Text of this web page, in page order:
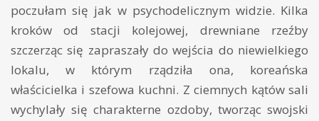
poczułam się jak w psychodelicznym widzie. Kilka
kroków od stacji kolejowej, drewniane rzeźby
szczerząc się zapraszały do wejścia do niewielkiego
lokalu, w którym rządziła ona, koreańska
właścicielka i szefowa kuchni. Z ciemnych kątów sali
wychylały się charakterne ozdoby, tworząc swojski